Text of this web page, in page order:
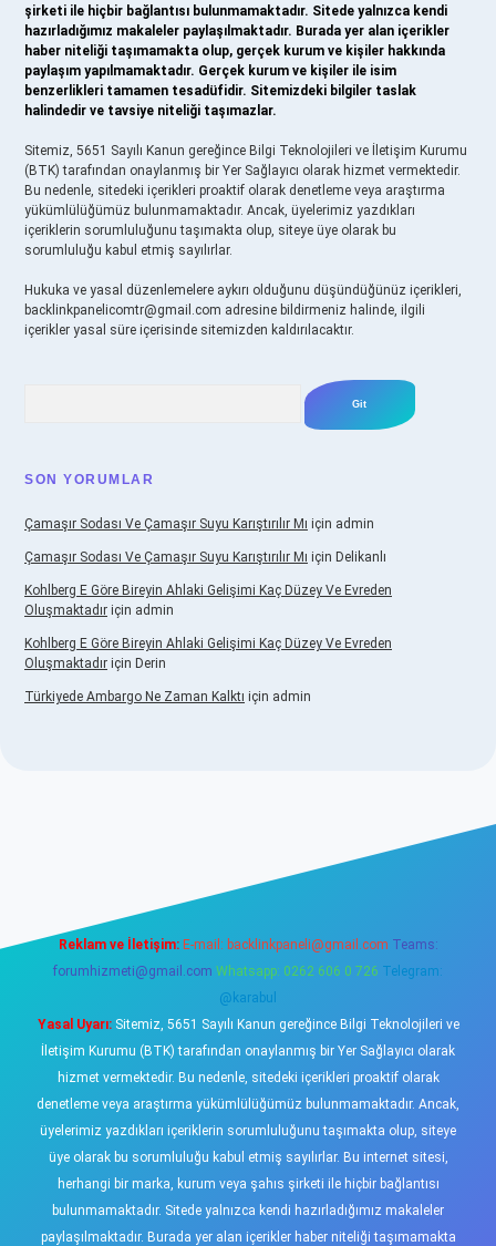
şirketi ile hiçbir bağlantısı bulunmamaktadır. Sitede yalnızca kendi
hazırladığımız makaleler paylaşılmaktadır. Burada yer alan içerikler
haber niteliği taşımamakta olup, gerçek kurum ve kişiler hakkında
paylaşım yapılmamaktadır. Gerçek kurum ve kişiler ile isim
benzerlikleri tamamen tesadüfidir. Sitemizdeki bilgiler taslak
halindedir ve tavsiye niteliği taşımazlar.
Sitemiz, 5651 Sayılı Kanun gereğince Bilgi Teknolojileri ve İletişim Kurumu
(BTK) tarafından onaylanmış bir Yer Sağlayıcı olarak hizmet vermektedir.
Bu nedenle, sitedeki içerikleri proaktif olarak denetleme veya araştırma
yükümlülüğümüz bulunmamaktadır. Ancak, üyelerimiz yazdıkları
içeriklerin sorumluluğunu taşımakta olup, siteye üye olarak bu
sorumluluğu kabul etmiş sayılırlar.
Hukuka ve yasal düzenlemelere aykırı olduğunu düşündüğünüz içerikleri,
backlinkpanelicomtr@gmail.com adresine bildirmeniz halinde, ilgili
içerikler yasal süre içerisinde sitemizden kaldırılacaktır.
SON YORUMLAR
Çamaşır Sodası Ve Çamaşır Suyu Karıştırılır Mı için admin
Çamaşır Sodası Ve Çamaşır Suyu Karıştırılır Mı için Delikanlı
Kohlberg E Göre Bireyin Ahlaki Gelişimi Kaç Düzey Ve Evreden
Oluşmaktadır için admin
Kohlberg E Göre Bireyin Ahlaki Gelişimi Kaç Düzey Ve Evreden
Oluşmaktadır için Derin
Türkiyede Ambargo Ne Zaman Kalktı için admin
Reklam ve İletişim: E-mail: backlinkpaneli@gmail.com Teams:
forumhizmeti@gmail.com Whatsapp: 0262 606 0 726 Telegram:
@karabul
Yasal Uyarı:Sitemiz, 5651 Sayılı Kanun gereğince Bilgi Teknolojileri ve
İletişim Kurumu (BTK) tarafından onaylanmış bir Yer Sağlayıcı olarak
hizmet vermektedir. Bu nedenle, sitedeki içerikleri proaktif olarak
denetleme veya araştırma yükümlülüğümüz bulunmamaktadır. Ancak,
üyelerimiz yazdıkları içeriklerin sorumluluğunu taşımakta olup, siteye
üye olarak bu sorumluluğu kabul etmiş sayılırlar. Bu internet sitesi,
herhangi bir marka, kurum veya şahıs şirketi ile hiçbir bağlantısı
bulunmamaktadır. Sitede yalnızca kendi hazırladığımız makaleler
paylaşılmaktadır. Burada yer alan içerikler haber niteliği taşımamakta